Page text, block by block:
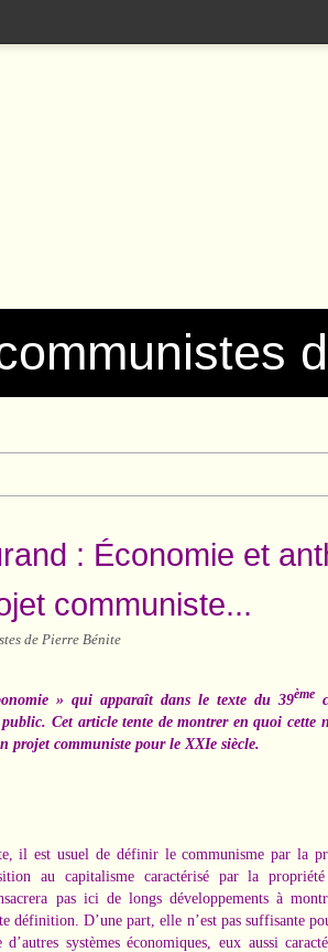
: Économie et
communiste...
de Pierre Bénite
» qui apparaît dans le texte du 39ème
Cet article tente de montrer en quoi cette
projet communiste pour le XXIe siècle.
il est usuel de définir le communisme par la
au capitalisme caractérisé par la
pas ici de longs développements à
définition. D’une part, elle n’est pas suffisante
systèmes économiques, eux aussi